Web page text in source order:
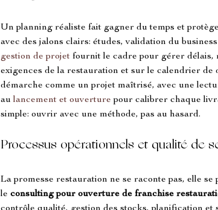
Un planning réaliste fait gagner du temps et
avec des jalons clairs: études, validation du
gestion de projet fournit le cadre pour gérer délais,
exigences de la restauration et sur le calendrier de
démarche comme un projet maîtrisé, avec une
au lancement et ouverture pour calibrer chaque
simple: ouvrir avec une méthode, pas au hasard.
Processus opérationnels et qualité de
La promesse restauration ne se raconte pas, elle
le consulting pour ouverture de franchise